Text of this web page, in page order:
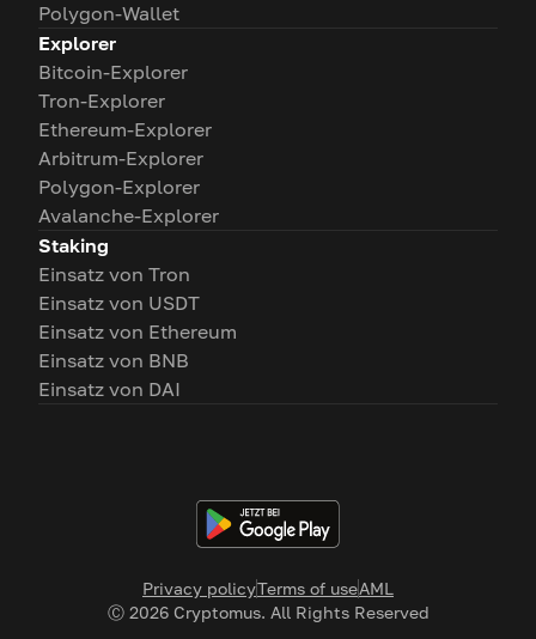
Privacy policyTerms of useAML
Ⓒ 2026Cryptomus. All Rights Reserved
Polygon-Wallet
Explorer
Bitcoin-Explorer
Tron-Explorer
Ethereum-Explorer
Arbitrum-Explorer
Polygon-Explorer
Avalanche-Explorer
Staking
Einsatz von Tron
Einsatz von USDT
Einsatz von Ethereum
Einsatz von BNB
Einsatz von DAI